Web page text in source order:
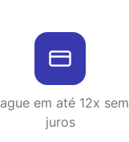
em até 12x sem
juros